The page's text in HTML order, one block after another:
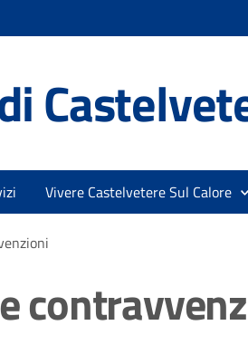
Vivere Castelvetere Sul Calore